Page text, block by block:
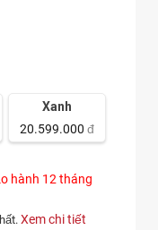
Xanh
20.599.000 đ
hành 12 tháng
Xem chi tiết